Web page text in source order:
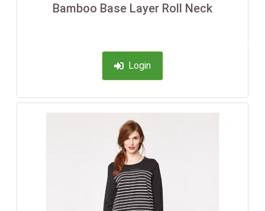
Bamboo Base Layer Roll Neck
Login
-35%